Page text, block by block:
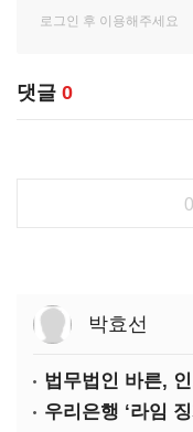
댓글 0
박효선
법무법인 바른,